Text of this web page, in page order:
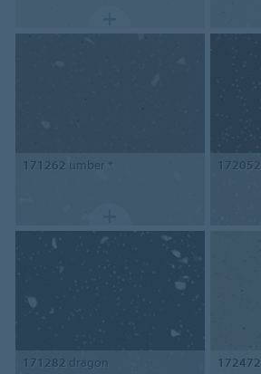
171262 umber * 172052
171282 dragon 172472